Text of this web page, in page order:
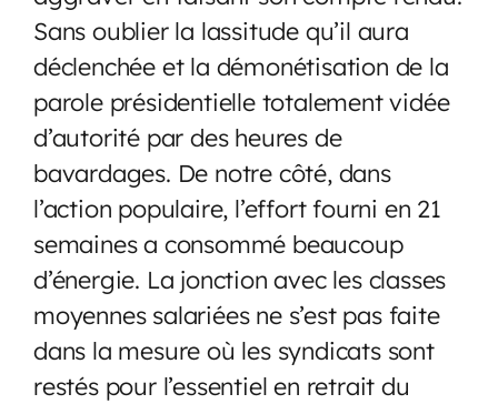
Sans oublier la lassitude qu’il aura
déclenchée et la démonétisation de la
parole présidentielle totalement vidée
d’autorité par des heures de
bavardages. De notre côté, dans
l’action populaire, l’effort fourni en 21
semaines a consommé beaucoup
d’énergie. La jonction avec les classes
moyennes salariées ne s’est pas faite
dans la mesure où les syndicats sont
restés pour l’essentiel en retrait du